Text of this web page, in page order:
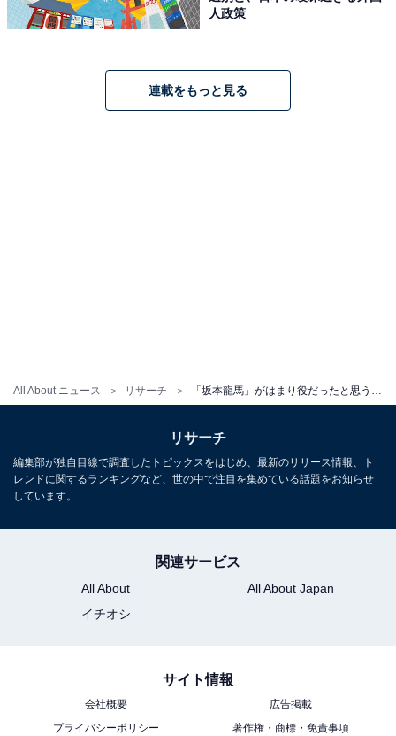
All About ニュース リサーチ
第1位は、2010年放送のNHK大河ドラマ『龍馬伝』で坂
本龍馬役を演じた福山雅治さん。福山さんの出身地・長
（45歳女性）」「福山雅治さんは、銅像や写真の坂本龍
馬の姿より見た目が良すぎると思っていましたが、作品
中ではそんな違和感どころか惹き込まれたから（56歳男
性）」など、福山さんの演技力に驚いた、という感想も
多く寄せられています。
【おすすめ記事】
人政策
連載をもっと見る
リサーチ
編集部が独自目線で調査したトピックスをはじめ、最新のリリース情報、ト
レンドに関するランキングなど、世の中で注目を集めている話題をお知らせ
しています。
関連サービス
All About
All About Japan
イチオシ
サイト情報
会社概要
広告掲載
プライバシーポリシー
著作権・商標・免責事項